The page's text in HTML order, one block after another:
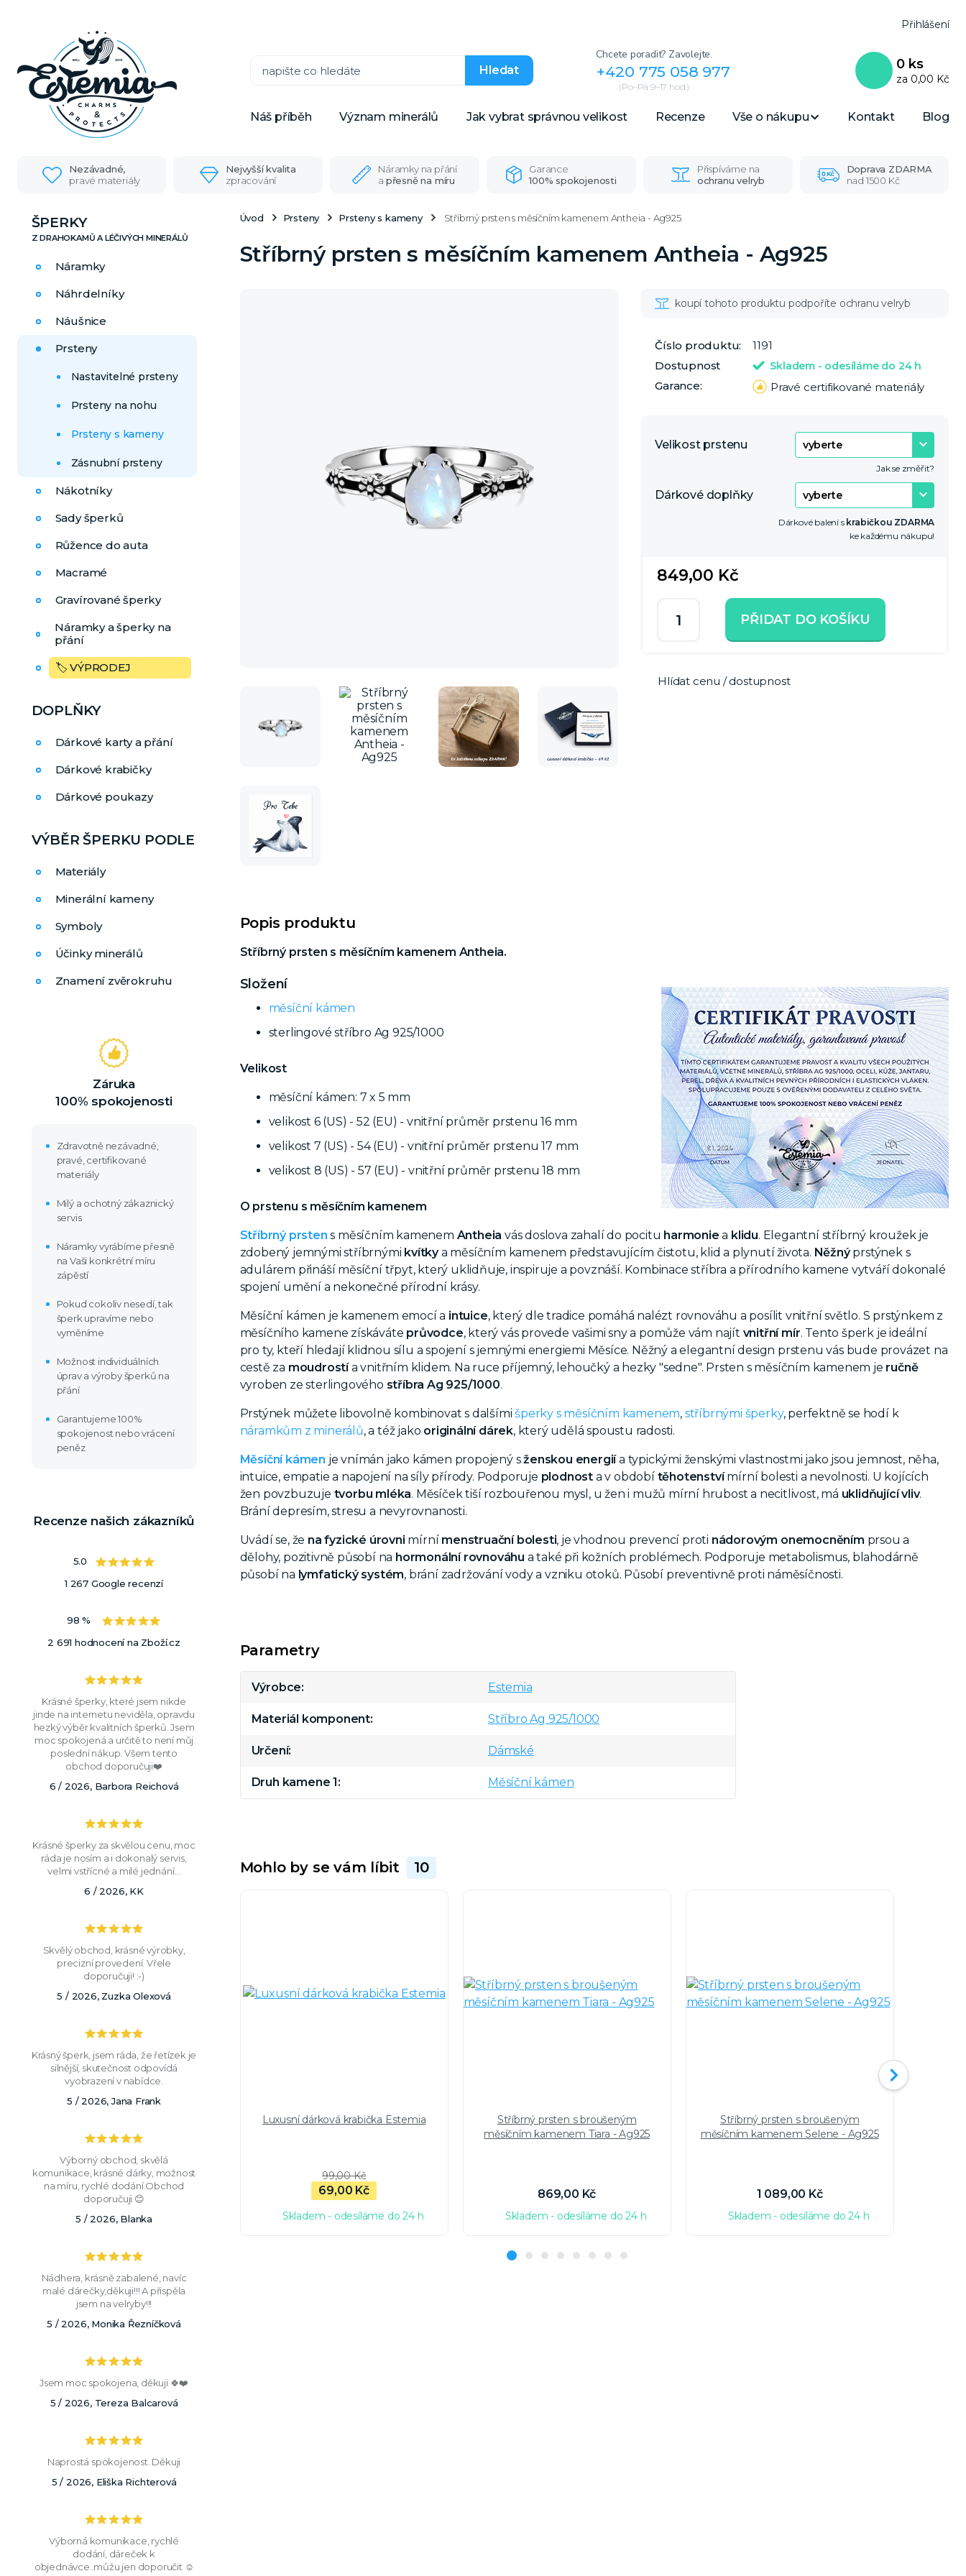
Náš příběh Význam minerálů Jak vybrat správnou velikost Recenze Vše o nákupu Kontakt Blog
Přihlášení
Hledat
Chcete poradit? Zavolejte.
+420 775 058 977
(Po–Pá 9–17 hod.)
0 ks
za 0,00 Kč
Nezávadné,
pravé materiály
Nejvyšší kvalita
zpracování
Náramky na přání
a přesně na míru
Garance
100% spokojenosti
Přispíváme na
ochranu velryb
Doprava ZDARMA
nad 1500 Kč
ŠPERKY
Náramky
Náhrdelníky
Náušnice
Prsteny
Nastavitelné prsteny
Prsteny na nohu
Prsteny s kameny
Zásnubní prsteny
Nákotníky
Sady šperků
Růžence do auta
Macramé
Gravírované šperky
Náramky a šperky na
přání
🏷️ VÝPRODEJ
DOPLŇKY
Dárkové karty a přání
Dárkové krabičky
Dárkové poukazy
VÝBĚR ŠPERKU PODLE
Materiály
Minerální kameny
Symboly
Účinky minerálů
Znamení zvěrokruhu
Záruka
100% spokojenosti
Zdravotně nezávadné,
pravé, certifikované
materiály
Milý a ochotný zákaznický
servis
Náramky vyrábíme přesně
na Vaši konkrétní míru
zápěstí
Pokud cokoliv nesedí, tak
šperk upravíme nebo
vyměníme
Možnost individuálních
úprav a výroby šperků na
přání
Garantujeme 100%
spokojenost nebo vrácení
peněz
Recenze našich zákazníků
5.0
1 267 Google recenzí
98 %
2 691 hodnocení na Zboží.cz
Krásné šperky, které jsem nikde
jinde na internetu neviděla, opravdu
hezký výběr kvalitních šperků. Jsem
moc spokojená a určitě to není můj
poslední nákup. Všem tento
obchod doporučuji❤️
6 / 2026, Barbora Reichová
Krásné šperky za skvělou cenu, moc
ráda je nosím a i dokonalý servis,
velmi vstřícné a milé jednání...
6 / 2026, KK
Skvělý obchod, krásné výrobky,
precizní provedení. Vřele
doporučuji! :-)
5 / 2026, Zuzka Olexová
Krásný šperk, jsem ráda, že řetízek je
silnější, skutečnost odpovídá
vyobrazení v nabídce.
5 / 2026, Jana Frank
Výborný obchod, skvělá
komunikace, krásné dárky, možnost
na míru, rychlé dodání.Obchod
doporučuji 😊
5 / 2026, Blanka
Nádhera, krásně zabalené, navíc
malé dárečky,děkuji!!! A přispěla
jsem na velryby!!!
5 / 2026, Monika Řezníčková
Jsem moc spokojena, děkuji 🍀❤️
5 / 2026, Tereza Balcarová
Naprostá spokojenost. Děkuji
5 / 2026, Eliška Richterová
Výborná komunikace, rychlé
dodání, dáreček k
objednávce..můžu jen doporučit ☺️
Úvod Prsteny Prsteny s kameny Stříbrný prsten s měsíčním kamenem Antheia - Ag925
Stříbrný prsten s měsíčním kamenem Antheia - Ag925
Číslo produktu:
1191
Dostupnost
Skladem - odesíláme do 24 h
Garance: Pravé certifikované materiály
Velikost prstenu
Jak se změřit?
Dárkové doplňky
Dárkové balení s krabičkou ZDARMA
ke každému nákupu!
849,00 Kč
PŘIDAT DO KOŠÍKU
Hlídat cenu / dostupnost
Popis produktu
Stříbrný prsten s měsíčním kamenem Antheia.
Složení
měsíční kámen
sterlingové stříbro Ag 925/1000
Velikost
měsíční kámen: 7 x 5 mm
velikost 6 (US) - 52 (EU) - vnitřní průměr prstenu 16 mm
velikost 7 (US) - 54 (EU) - vnitřní průměr prstenu 17 mm
velikost 8 (US) - 57 (EU) - vnitřní průměr prstenu 18 mm
O prstenu s měsíčním kamenem
Stříbrný prsten s měsíčním kamenem Antheia vás doslova zahalí do pocitu harmonie a klidu. Elegantní stříbrný kroužek je
zdobený jemnými stříbrnými kvítkya měsíčním kamenem představujícím čistotu, klid a plynutí života. Něžnýprstýnek s
adulárem přináší měsíční třpyt, který uklidňuje, inspiruje a povznáší. Kombinace stříbra a přírodního kamene vytváří dokonalé
spojení umění a nekonečné přírodní krásy.
Měsíční kámen je kamenem emocí a intuice, který dle tradice pomáhá nalézt rovnováhu a posílit vnitřní světlo. S prstýnkem z
měsíčního kamene získáváte průvodce, který vás provede vašimi sny a pomůže vám najít vnitřní mír. Tento šperk je ideální
pro ty, kteří hledají klidnou sílu a spojení s jemnými energiemi Měsíce. Něžný a elegantní design prstenu vás bude provázet na
cestě za moudrostía vnitřním klidem. Na ruce příjemný, lehoučký a hezky "sedne". Prsten s měsíčním kamenem je ručně
vyroben ze sterlingového stříbra Ag 925/1000.
Prstýnek můžete libovolně kombinovat s dalšímišperky s měsíčním kamenem, stříbrnými šperky, perfektně se hodí k
náramkům z minerálů, a též jako originální dárek, který udělá spoustu radosti.
Měsíční kámen je vnímán jako kámen propojený sženskou energiía typickými ženskými vlastnostmi jako jsou jemnost, něha,
intuice, empatie a napojení na síly přírody. Podporuje plodnost a v období těhotenstvímírní bolesti a nevolnosti. U kojících
žen povzbuzuje tvorbu mléka. Měsíček tiší rozbouřenou mysl, u žen i mužů mírní hrubost a necitlivost, má uklidňující vliv.
Brání depresím, stresu a nevyrovnanosti.
Uvádí se, že na fyzické úrovni mírní menstruační bolesti, je vhodnou prevencí proti nádorovým onemocněním prsou a
dělohy, pozitivně působí na hormonální rovnováhu a také při kožních problémech. Podporuje metabolismus, blahodárně
působí na lymfatický systém, brání zadržování vody a vzniku otoků. Působí preventivně proti náměsíčnosti.
Parametry
Výrobce Estemia
Materiál komponent Stříbro Ag 925/1000
Určení Dámské
Druh kamene 1 Měsíční kámen
Mohlo by se vám líbit 10
Luxusní dárková krabička Estemia
99,00 Kč
69,00 Kč
Skladem - odesíláme do 24 h
Stříbrný prsten s broušeným
měsíčním kamenem Tiara - Ag925
869,00 Kč
Skladem - odesíláme do 24 h
Stříbrný prsten s broušeným
měsíčním kamenem Selene - Ag925
1 089,00 Kč
Skladem - odesíláme do 24 h